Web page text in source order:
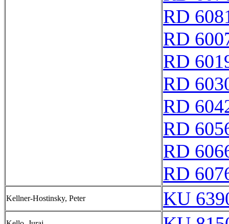
RD
RD
RD
RD
RD
RD
RD
RD
Kellner-Hostinsky, Peter KU